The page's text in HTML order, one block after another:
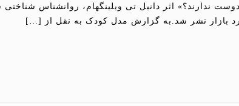
ندارند؟» اثر دانیل تی ویلینگهام، روانشناس
بازار نشر شد.به گزارش مدل کودک به نقل از […]